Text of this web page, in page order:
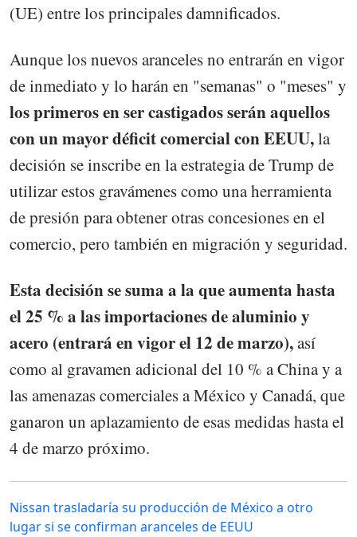
(UE) entre los principales damnificados.
Aunque los nuevos aranceles no entrarán en vigor
de inmediato y lo harán en "semanas" o "meses" y
los primeros en ser castigados serán aquellos
con un mayor déficit comercial con EEUU,la
decisión se inscribe en la estrategia de Trump de
utilizar estos gravámenes como una herramienta
de presión para obtener otras concesiones en el
comercio, pero también en migración y seguridad.
Esta decisión se suma a la que aumenta hasta
el 25 % a las importaciones de aluminio y
acero (entrará en vigor el 12 de marzo),así
como al gravamen adicional del 10 % a China y a
las amenazas comerciales a México y Canadá, que
ganaron un aplazamiento de esas medidas hasta el
4 de marzo próximo.
Nissan trasladaría su producción de México a otro
lugar si se confirman aranceles de EEUU